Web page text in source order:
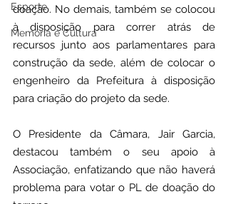
Esporte
Memória e Cultura
doação. No demais, também se colocou
à disposição para correr atrás de
recursos junto aos parlamentares para
construção da sede, além de colocar o
engenheiro da Prefeitura à disposição
para criação do projeto da sede.
O Presidente da Câmara, Jair Garcia,
destacou também o seu apoio à
Associação, enfatizando que não haverá
problema para votar o PL de doação do